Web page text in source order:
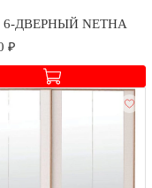
ДВЕРНЫЙ NETHA
₽